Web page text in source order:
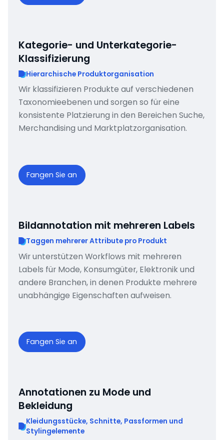
Kategorie- und Unterkategorie-
Klassifizierung
Hierarchische Produktorganisation
Wir klassifizieren Produkte auf verschiedenen
Taxonomieebenen und sorgen so für eine
konsistente Platzierung in den Bereichen Suche,
Merchandising und Marktplatzorganisation.
Fangen Sie an
Bildannotation mit mehreren Labels
Taggen mehrerer Attribute pro Produkt
Wir unterstützen Workflows mit mehreren
Labels für Mode, Konsumgüter, Elektronik und
andere Branchen, in denen Produkte mehrere
unabhängige Eigenschaften aufweisen.
Fangen Sie an
Annotationen zu Mode und
Bekleidung
Kleidungsstücke, Schnitte, Passformen und
Stylingelemente